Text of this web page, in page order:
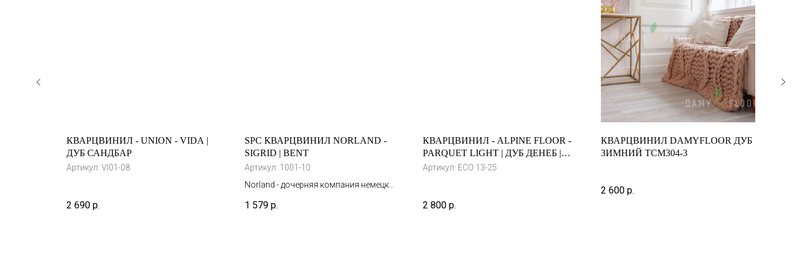
КВАРЦВИНИЛ - UNION - VIDA |
ДУБ САНДБАР
Артикул: VI01-08
2 690 р.
SPC КВАРЦВИНИЛ NORLAND -
SIGRID | BENT
Артикул: 1001-10
Norland - дочерняя компания немецкой
России.
1 579 р.
КВАРЦВИНИЛ - ALPINE FLOOR -
PARQUET LIGHT | ДУБ ДЕНЕБ |
ЕСО 13-25
Артикул: ЕСО 13-25
2 800 р.
КВАРЦВИНИЛ DAMYFLOOR ДУБ
ЗИМНИЙ TCM304-3
2 600 р.